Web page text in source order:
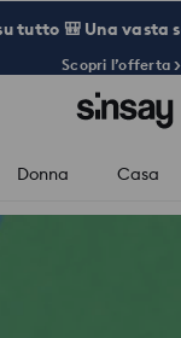
tutto 🎒 Una
Scopri l’offerta
Donna Casa